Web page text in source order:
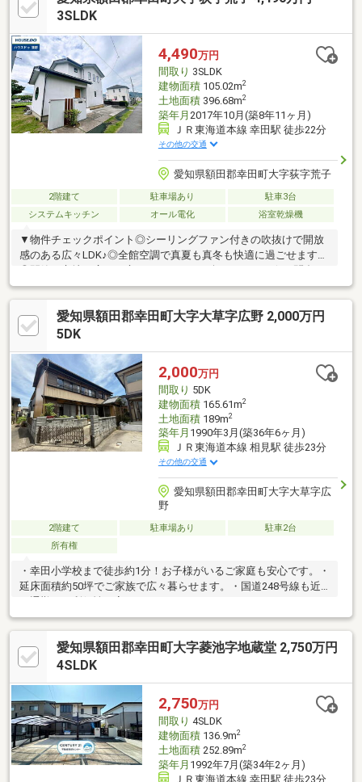
3SLDK
4,490万円
間取り 3SLDK
建物面積105.02m2
土地面積396.68m2
築年月 2017年10月(築8年11ヶ月)
ＪＲ東海道本線 幸田駅 徒歩22分
その他の交通
愛知県額田郡幸田町大字荻字荒子
2階建て 駐車場あり
駐車3台
システムキッチン
オール電化 浴室乾燥機
▼物件チェックポイント◎シーリングファン付きの吹抜けで開放
感のある広々LDK♪◎全館空調で真夏も真冬も快適に過ごせます！
◎閑静な立地、広いお庭でアウトドアも楽しめます！☆お問合せ
は「0120-19-1834」☆＼ネット予約／物件見学、来店のご予約は
「資料請求」ボタンから予約をお願いします。＼ご相談承ってお
ります／住宅ローンのご相談・借入がある方・自営業の方・転職
歴のある方・他に借入がある方「自己資金はないけど…」等、些
愛知県額田郡幸田町大字大草字広野 2,000万円
5DK
2,000万円
間取り 5DK
建物面積165.61m2
土地面積189m2
築年月 1990年3月(築36年6ヶ月)
ＪＲ東海道本線 相見駅 徒歩23分
その他の交通
愛知県額田郡幸田町大字大草字広
野
2階建て 駐車場あり
駐車2台
所有権
・幸田小学校まで徒歩約1分！お子様がいるご家庭も安心です。・
延床面積約50坪でご家族で広々暮らせます。・国道248号線も近
JR東海道本線「相見」駅まで徒歩約23分・幸田小学校まで徒歩約
1分・北部中学校まで徒歩約14分・大草保育園まで徒歩約5分・ゲ
ンキー 大草店まで徒歩約8分・わしだ保育園まで徒歩約9分・カネ
スエ幸田店まで徒歩約11分・セブンイレブン幸田高力店まで徒歩
田大草店まで徒歩約11分・ピアゴ幸田店まで徒歩約14分・スギド
ラッグ 幸田店まで徒歩約15分
愛知県額田郡幸田町大字菱池字地蔵堂 2,750万円
4SLDK
2,750万円
間取り 4SLDK
建物面積136.9m2
土地面積252.89m2
築年月 1992年7月(築34年2ヶ月)
ＪＲ東海道本線 幸田駅 徒歩23分